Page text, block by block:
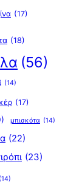
(17)
(18)
(56)
(14)
(17)
μπισκότα (14)
(22)
(23)
(14)